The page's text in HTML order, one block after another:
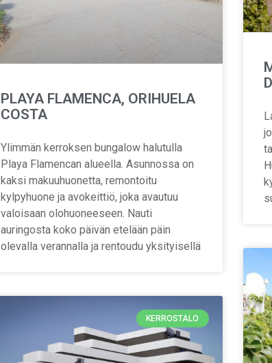
PLAYA FLAMENCA, ORIHUELA
COSTA
Ylimmän kerroksen bungalow halutulla
Playa Flamencan alueella. Asunnossa on
kaksi makuuhuonetta, remontoitu
kylpyhuone ja avokeittiö, joka avautuu
valoisaan olohuoneeseen. Nauti
auringosta koko päivän etelään päin
olevalla verannalla ja rentoudu yksityisellä
KERROSTALO